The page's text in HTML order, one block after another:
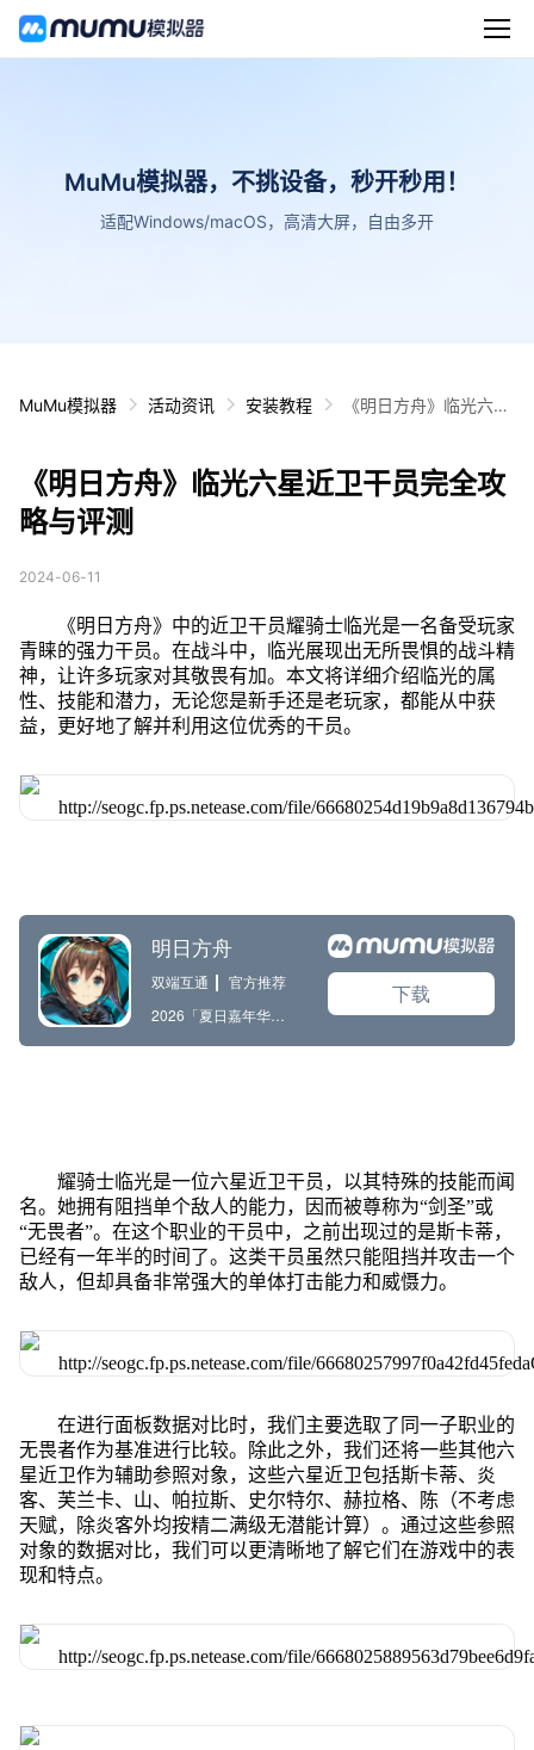
MuMu模拟器，不挑设备，秒开秒用！
适配Windows/macOS，高清大屏，自由多开
MuMu模拟器 活动资讯 安装教程
《明日方舟》临光六星
《明日方舟》临光六星近卫干员完全攻
略与评测
2024-06-11
《明日方舟》中的近卫干员耀骑士临光是一名备受玩家
青睐的强力干员。在战斗中，临光展现出无所畏惧的战斗精
神，让许多玩家对其敬畏有加。本文将详细介绍临光的属
性、技能和潜力，无论您是新手还是老玩家，都能从中获
益，更好地了解并利用这位优秀的干员。
耀骑士临光是一位六星近卫干员，以其特殊的技能而闻
名。她拥有阻挡单个敌人的能力，因而被尊称为“剑圣”或
“无畏者”。在这个职业的干员中，之前出现过的是斯卡蒂，
已经有一年半的时间了。这类干员虽然只能阻挡并攻击一个
敌人，但却具备非常强大的单体打击能力和威慑力。
在进行面板数据对比时，我们主要选取了同一子职业的
无畏者作为基准进行比较。除此之外，我们还将一些其他六
星近卫作为辅助参照对象，这些六星近卫包括斯卡蒂、炎
客、芙兰卡、山、帕拉斯、史尔特尔、赫拉格、陈（不考虑
天赋，除炎客外均按精二满级无潜能计算）。通过这些参照
对象的数据对比，我们可以更清晰地了解它们在游戏中的表
现和特点。